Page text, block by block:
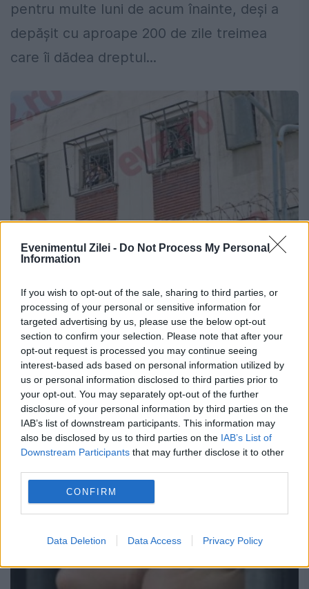
Evenimentul Zilei - Do Not Process My Personal
Information
If you wish to opt-out of the sale, sharing to third parties, or
processing of your personal or sensitive information for
targeted advertising by us, please use the below opt-out
section to confirm your selection. Please note that after your
opt-out request is processed you may continue seeing
interest-based ads based on personal information utilized by
us or personal information disclosed to third parties prior to
your opt-out. You may separately opt-out of the further
disclosure of your personal information by third parties on the
IAB’s list of downstream participants. This information may
also be disclosed by us to third parties on the IAB’s List of
Downstream Participants that may further disclose it to other
CONFIRM
Data Deletion Data Access Privacy Policy
pentru multe luni de acum înainte, deși a
depășit cu aproape 200 de zile treimea
care îi dădea dreptul...
Efectul DEZVĂLUIRILE EVZ în cazul Ion
Bujor. ÎNTÂLNIRE importantă la
Ministerul Justiţiei. Veste IMPORTANTĂ
de la UE pentru deţinuţi
Dezvăluirile EVZ despre cazul Ion Bujor şi
condiţiile inumane în care sunt trataţi mulţi
deţinuţi au determinat un înalt oficial
european să ceară o întâlnire cu ministrul
Justiţiei Tudorel Toader....